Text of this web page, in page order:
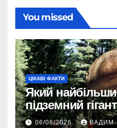
You missed
ЦІКАВІ ФАКТИ
Який
підземний
06/08/2026 ВАДИМ